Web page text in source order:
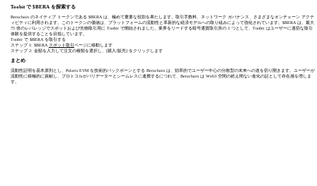
Toobit で $BERA を探索する
Berachain のネイティブ トークンである $BERA は、極めて重要な役割を果たします。取引手数料、ネットワーク ガバナンス、さまざまなオンチェーン アクテ
ィビティに利用されます。このトークンの価値は、プラットフォームの流動性と革新的な経済モデルへの取り組みによって強化されています。$BERA は、最大
75 倍のレバレッジでスポットおよび先物取引用に Toobit で開始されました。業界をリードする暗号通貨取引所の 1 つとして、Toobit はユーザーに適切な取引
体験を提供することを目指しています。
Toobit で $BERA を取引する
ステップ 1: $BERA スポット取引ページに移動します
ステップ 2: 金額を入力して注文の種類を選択し、[購入/販売] をクリックします
まとめ
流動性証明を基本原則とし、Polaris EVM を技術的バックボーンとする Berachain は、効率的でユーザー中心の分散型の未来への道を切り開きます。ユーザーが
流動性に積極的に貢献し、プロトコルがバリデーターとシームレスに連携するにつれて、Berachain は Web3 空間の絶え間ない進化の証として存在感を増しま
す。